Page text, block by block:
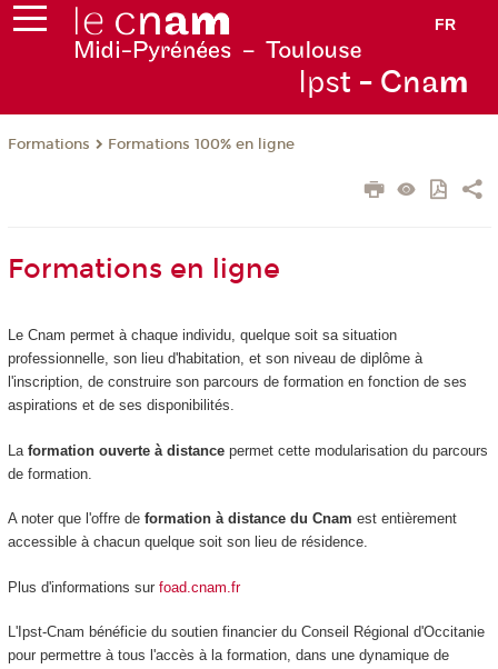
FR
Ipst - Cnam
Formations Formations 100% en ligne
Formations en ligne
Le Cnam permet à chaque individu, quelque soit sa situation
professionnelle, son lieu d'habitation, et son niveau de diplôme à
l'inscription, de construire son parcours de formation en fonction de ses
aspirations et de ses disponibilités.
La formation ouverte à distance permet cette modularisation du parcours
de formation.
A noter que l'offre de formation à distance du Cnam est entièrement
accessible à chacun quelque soit son lieu de résidence.
Plus d'informations sur foad.cnam.fr
L'Ipst-Cnam bénéficie du soutien financier du Conseil Régional d'Occitanie
pour permettre à tous l'accès à la formation, dans une dynamique de